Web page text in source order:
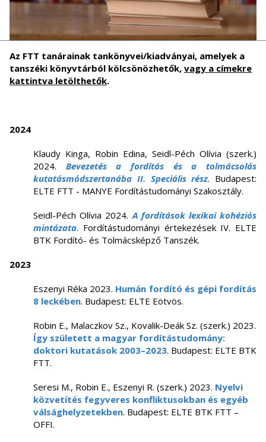
Az FTT tanárainak tankönyvei/kiadványai, amelyek a
tanszéki könyvtárból kölcsönözhetők, vagy a címekre
kattintva letölthetők.
2024
Klaudy Kinga, Robin Edina, Seidl-Péch Olívia (szerk.)
2024. Bevezetés a fordítás és a tolmácsolás
kutatásmódszertanába II. Speciális rész. Budapest:
ELTE FTT - MANYE Fordítástudományi Szakosztály.
Seidl-Péch Olívia 2024.A fordítások lexikai kohéziós
mintázata. Fordítástudományi értekezések IV. ELTE
BTK Fordító- és Tolmácsképző Tanszék.
2023
Eszenyi Réka 2023. Humán fordító és gépi fordítás
8 leckében. Budapest: ELTE Eötvös.
Robin E., Malaczkov Sz., Kovalik-Deák Sz. (szerk.) 2023.
Így született a magyar fordítástudomány:
doktori kutatások 2003–2023. Budapest: ELTE BTK
FTT.
Seresi M., Robin E., Eszenyi R. (szerk.) 2023. Nyelvi
közvetítés fegyveres konfliktusokban és egyéb
válsághelyzetekben. Budapest: ELTE BTK FTT –
OFFI.